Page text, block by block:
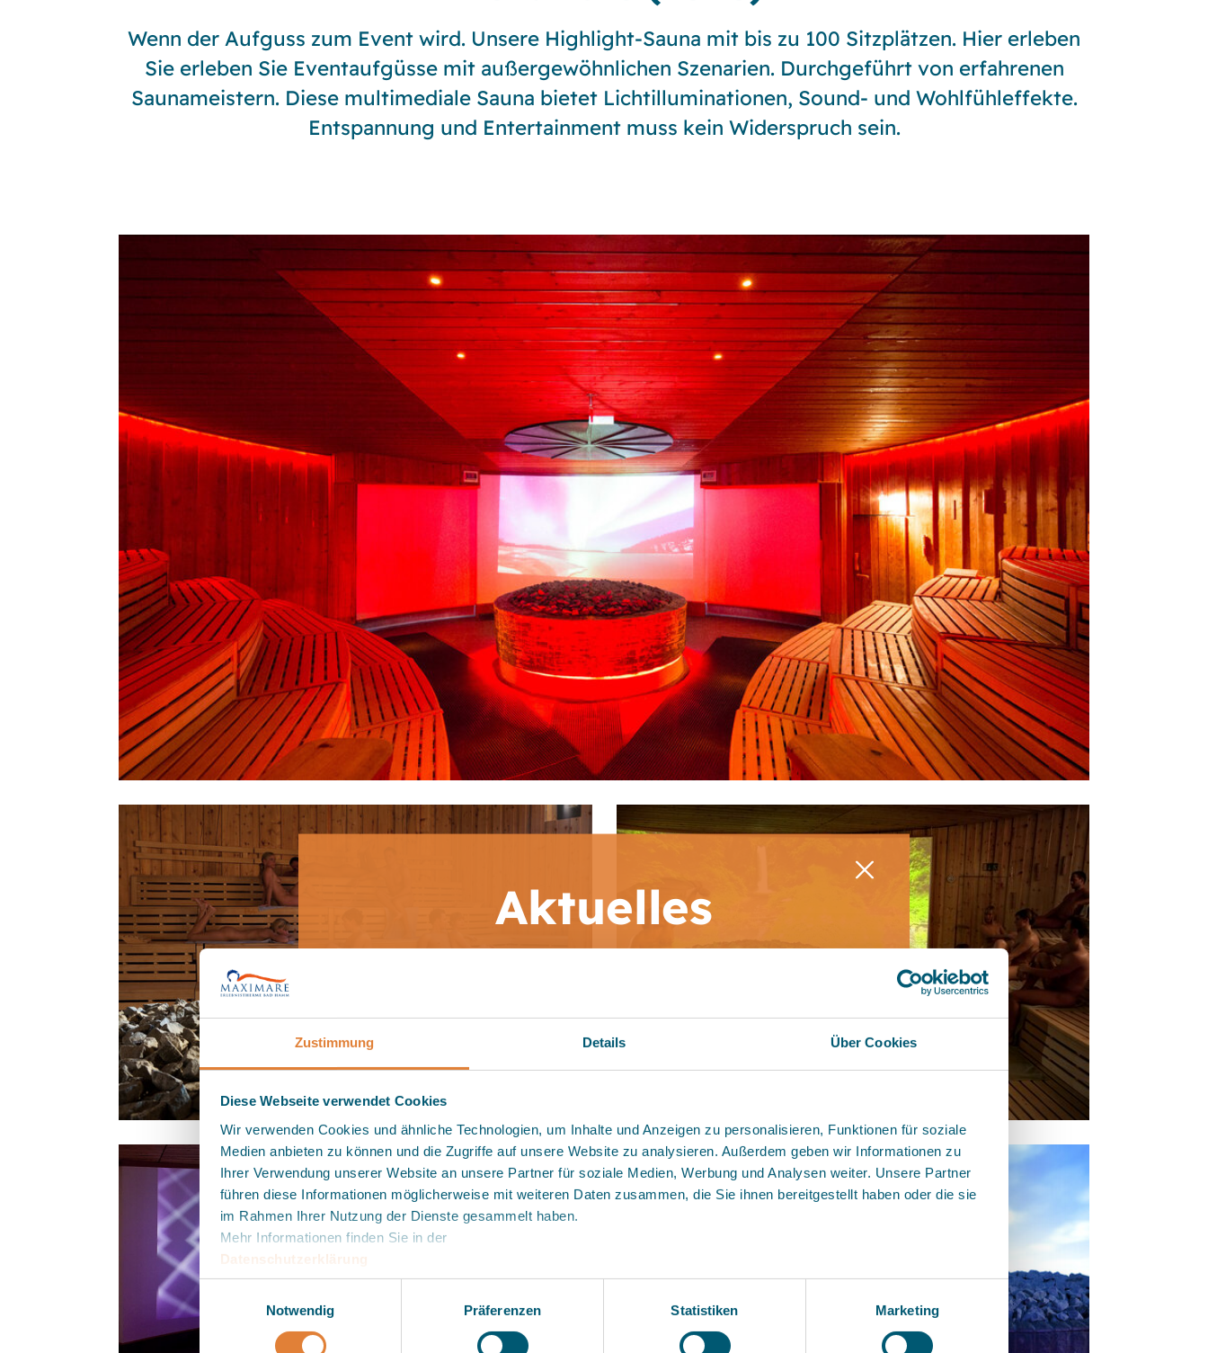
Zustimmung Details Über Cookies
Diese Webseite verwendet Cookies
Wir verwenden Cookies und ähnliche Technologien, um Inhalte und Anzeigen zu personalisieren, Funktionen für soziale
Medien anbieten zu können und die Zugriffe auf unsere Website zu analysieren. Außerdem geben wir Informationen zu
Ihrer Verwendung unserer Website an unsere Partner für soziale Medien, Werbung und Analysen weiter. Unsere Partner
führen diese Informationen möglicherweise mit weiteren Daten zusammen, die Sie ihnen bereitgestellt haben oder die sie
im Rahmen Ihrer Nutzung der Dienste gesammelt haben.
Mehr Informationen finden Sie in der
Datenschutzerklärung
.
Einwilligungsauswahl
Notwendig
Präferenzen Statistiken Marketing
Aktuelles
+++ Täglicher Ferienspaß auf dem Mega-
Aquatrack von 11-18 Uhr (letzter
Ferienspaßtag: Mo., 31. 08 2026) +++
Wenn der Aufguss zum Event wird. Unsere Highlight-Sauna mit bis zu 100 Sitzplätzen. Hier erleben
Sie erleben Sie Eventaufgüsse mit außergewöhnlichen Szenarien. Durchgeführt von erfahrenen
Saunameistern. Diese multimediale Sauna bietet Lichtilluminationen, Sound- und Wohlfühleffekte.
Entspannung und Entertainment muss kein Widerspruch sein.
Sauna-Tipps
Sauna-Lounge (Gastro)